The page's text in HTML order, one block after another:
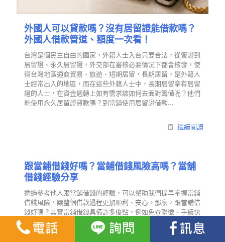
外國人可以貸款嗎？沒有居留證能借款嗎？
外國人借款管道、額度一次看！
台灣是個民主自由的國家，外籍人士入台只要合法，從簽證到
居留證、永久居留證，外交部在審核必要情況下都會核發，使
得台灣地區通商貿易、旅遊、短期居留，長期居留，是外籍人
士經常出入的地區，而在這些外籍人士中，長期居留拿有居留
證的人士，在資金週轉上如有需求該如何去面對籌備呢？他們
能使用永久居留證貸款嗎？到當鋪使用居留證借款...
繼續閱讀
跟當鋪借錢好嗎？當鋪借錢風險高嗎？當舖
借錢經驗分享
透過參考他人跟當舖借錢的經驗，可以幫助我們提早掌握當鋪
借錢風險，讓整個借款過程更加順利、安心。那麼，跟當舖借
錢好嗎？其實當鋪借錢具備許多優點，例如免查聯徵、手續快
速、最快一小時內放款，成為不少人短期資金周轉的重要選
擇。不過，當鋪借錢風險也不能忽視，像是利率、還款壓力與